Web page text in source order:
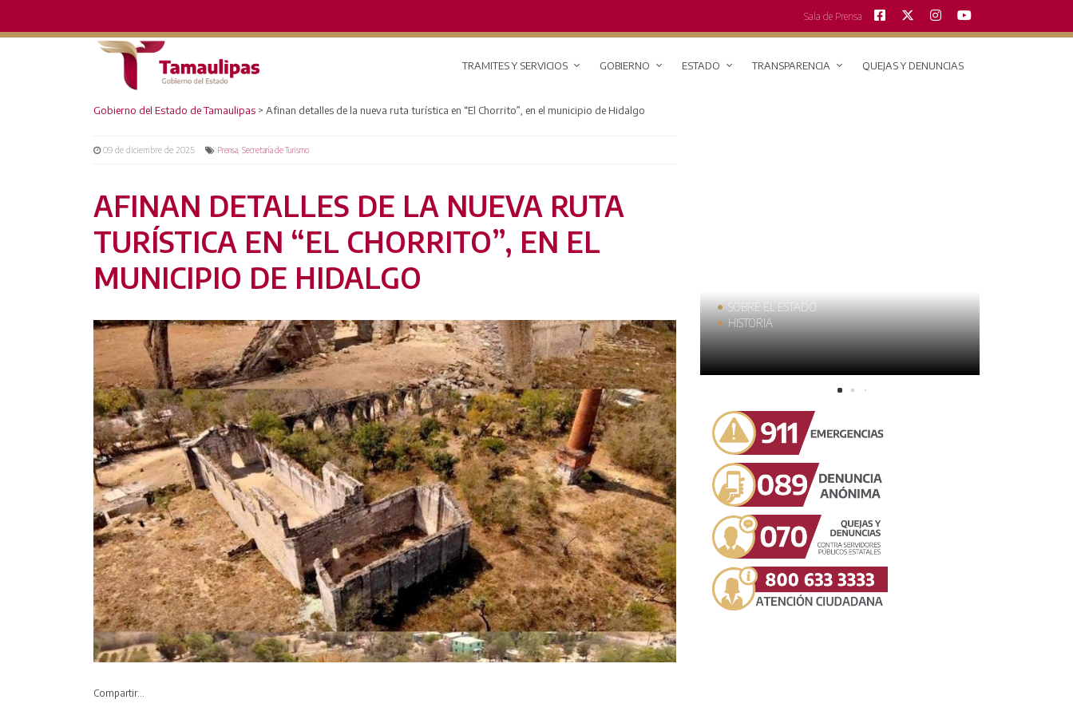
Sala de Prensa
TRAMITES Y SERVICIOS GOBIERNO ESTADO TRANSPARENCIA QUEJAS Y DENUNCIAS
Gobierno del Estado de Tamaulipas > Afinan detalles de la nueva ruta turística en “El Chorrito”, en el municipio de Hidalgo
09 de diciembre de 2025 Prensa Secretaría de Turismo
AFINAN DETALLES DE LA NUEVA RUTA
TURÍSTICA EN “EL CHORRITO”, EN EL
MUNICIPIO DE HIDALGO
SOBRE EL ESTADO
HISTORIA